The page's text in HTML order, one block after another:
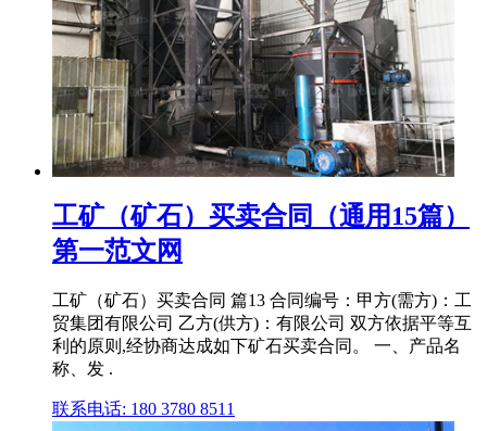
工矿（矿石）买卖合同（通用15篇）
第一范文网
工矿（矿石）买卖合同 篇13 合同编号：甲方(需方)：工
贸集团有限公司 乙方(供方)：有限公司 双方依据平等互
利的原则,经协商达成如下矿石买卖合同。 一、产品名
称、发 .
联系电话: 180 3780 8511